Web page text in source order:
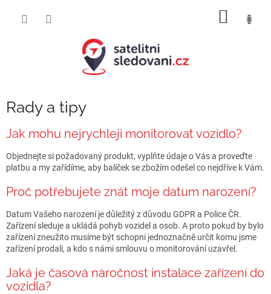
Rady a tipy
Jak mohu nejrychleji monitorovat vozidlo?
Objednejte si požadovaný produkt, vyplňte údaje o Vás a proveďte
platbu a my zařídíme, aby balíček se zbožím odešel co nejdříve k Vám.
Proč potřebujete znát moje datum narození?
Datum Vašeho narození je důležitý z důvodu GDPR a Police ČR.
Zařízení sleduje a ukládá pohyb vozidel a osob. A proto pokud by bylo
zařízení zneužito musíme být schopni jednoznačně určit komu jsme
zařízení prodali, a kdo s námi smlouvu o monitorování uzavřel.
Jaká je časová náročnost instalace zařízení do
vozidla?